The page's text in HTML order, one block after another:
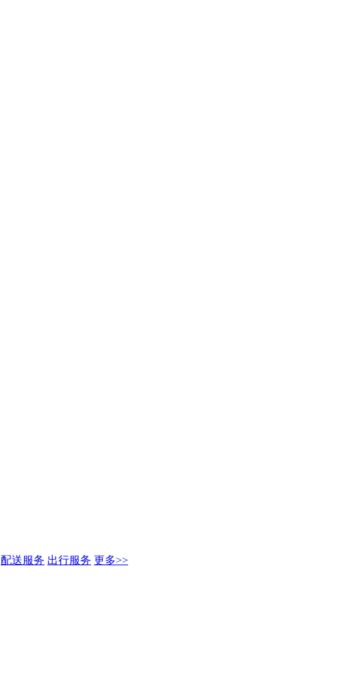
配送服务 出行服务 更多>>